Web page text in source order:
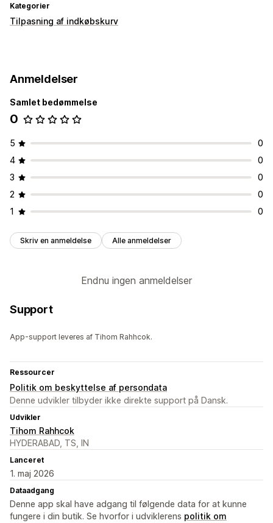
Kategorier
Tilpasning af indkøbskurv
Anmeldelser
Samlet bedømmelse
0
5
0
4
0
3
0
2
0
1
0
Skriv en anmeldelse Alle anmeldelser
Endnu ingen anmeldelser
Support
App-support leveres af Tihom Rahhcok.
Ressourcer
Politik om beskyttelse af persondata
Denne udvikler tilbyder ikke direkte support på Dansk.
Udvikler
Tihom Rahhcok
HYDERABAD, TS, IN
Lanceret
1. maj 2026
Dataadgang
Denne app skal have adgang til følgende data for at kunne
fungere i din butik. Se hvorfor i udviklerens politik om